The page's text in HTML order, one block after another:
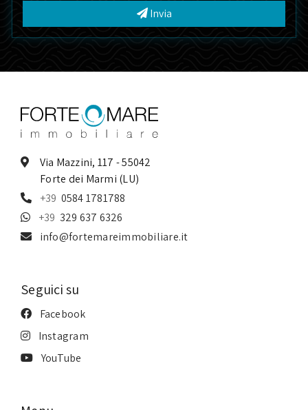
Invia
Via Mazzini, 117 - 55042
Forte dei Marmi (LU)
0584 1781788
329 637 6326
info@fortemareimmobiliare.it
Seguici su
Facebook
Instagram
YouTube